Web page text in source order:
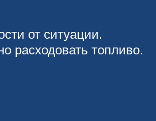
от ситуации.
расходовать топливо.